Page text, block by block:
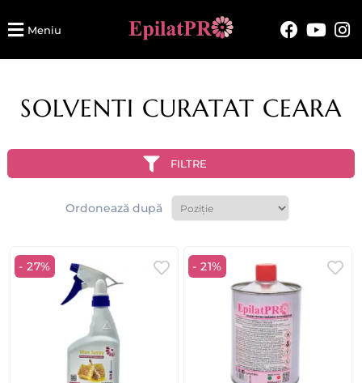
Meniu
SOLVENTI CURATAT CEARA
FILTRE
Ordonează după
- 27% - 21%